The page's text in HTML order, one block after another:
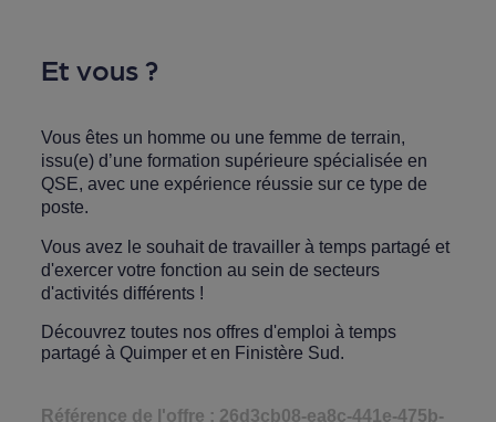
Et vous ?
Vous êtes un homme ou une femme de terrain,
issu(e) d’une formation supérieure spécialisée en
QSE, avec une expérience réussie sur ce type de
poste.
Vous avez le souhait de travailler à temps partagé et
d'exercer votre fonction au sein de secteurs
d'activités différents !
Découvrez toutes nos offres d'emploi à temps
partagé à Quimper et en Finistère Sud.
Référence de l'offre : 26d3cb08-ea8c-441e-475b-